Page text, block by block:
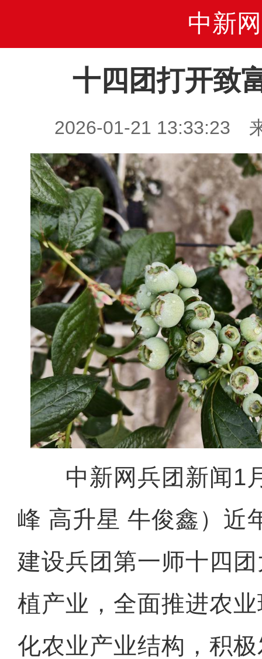
中新网
十四团打开致
2026-01-21 13:33:23
中新网兵团新闻1
峰 高升星 牛俊鑫）近
建设兵团第一师十四
植产业，全面推进农
化农业产业结构，积